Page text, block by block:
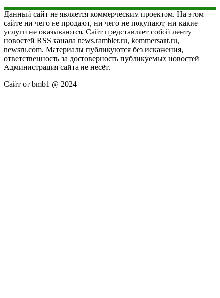
Данный сайт не является коммерческим проектом. На этом
сайте ни чего не продают, ни чего не покупают, ни какие
услуги не оказываются. Сайт представляет собой ленту
новостей RSS канала news.rambler.ru, kommersant.ru,
newsru.com. Материалы публикуются без искажения,
ответственность за достоверность публикуемых новостей
Администрация сайта не несёт.
Сайт от bmb1 @ 2024